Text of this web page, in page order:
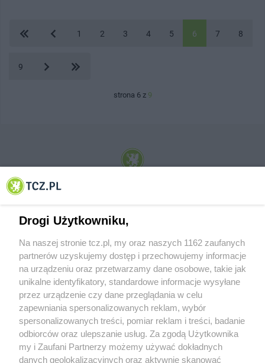
1 2 3 4 5 6 7 8
9
strona 6 z 9
© 2001-2026 Tczew - TCZ.PL Sp. z o.o. Internetowy Serwis Informacyjny Miasta
O FIRMIE POLITYKA PRYWATNOŚCI HOSTING
REKLAMA WSPÓŁPRACA RSS FACEBOOK KONTAKT
Nasze serwisy
Drogi Użytkowniku,
Na naszej stronie tcz.pl, my oraz naszych 1162 zaufanych
partnerów uzyskujemy dostęp i przechowujemy informacje
na urządzeniu oraz przetwarzamy dane osobowe, takie jak
unikalne identyfikatory, standardowe informacje wysyłane
przez urządzenie czy dane przeglądania w celu
zapewniania spersonalizowanych reklam, wybór
spersonalizowanych treści, pomiar reklam i treści, badanie
odbiorców oraz ulepszanie usług. Za zgodą Użytkownika
my i Zaufani Partnerzy możemy używać dokładnych
danych geolokalizacyjnych oraz aktywnie skanować